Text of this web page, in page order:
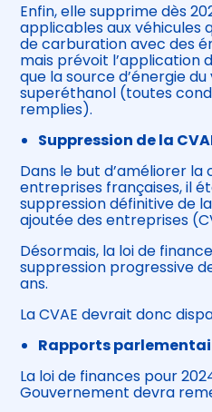
Enfin, elle supprime dès
applicables aux véhicules
de carburation avec des
mais prévoit l’application
que la source d’énergie
superéthanol (toutes
remplies).
Suppression de la
Dans le but d’améliorer
entreprises françaises, il
suppression définitive de
ajoutée des entreprises
Désormais, la loi de
suppression progressive
ans.
La CVAE devrait donc
Rapports
La loi de finances pour
Gouvernement devra